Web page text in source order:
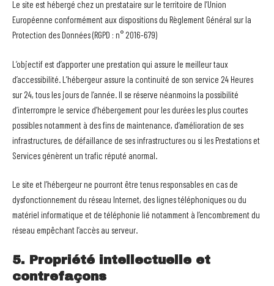
Le site est hébergé chez un prestataire sur le territoire de l’Union
Européenne conformément aux dispositions du Règlement Général sur la
Protection des Données (RGPD : n° 2016-679)
L’objectif est d’apporter une prestation qui assure le meilleur taux
d’accessibilité. L’hébergeur assure la continuité de son service 24 Heures
sur 24, tous les jours de l’année. Il se réserve néanmoins la possibilité
d’interrompre le service d’hébergement pour les durées les plus courtes
possibles notamment à des fins de maintenance, d’amélioration de ses
infrastructures, de défaillance de ses infrastructures ou si les Prestations et
Services génèrent un trafic réputé anormal.
Le site et l’hébergeur ne pourront être tenus responsables en cas de
dysfonctionnement du réseau Internet, des lignes téléphoniques ou du
matériel informatique et de téléphonie lié notamment à l’encombrement du
réseau empêchant l’accès au serveur.
5. Propriété intellectuelle et
contrefaçons